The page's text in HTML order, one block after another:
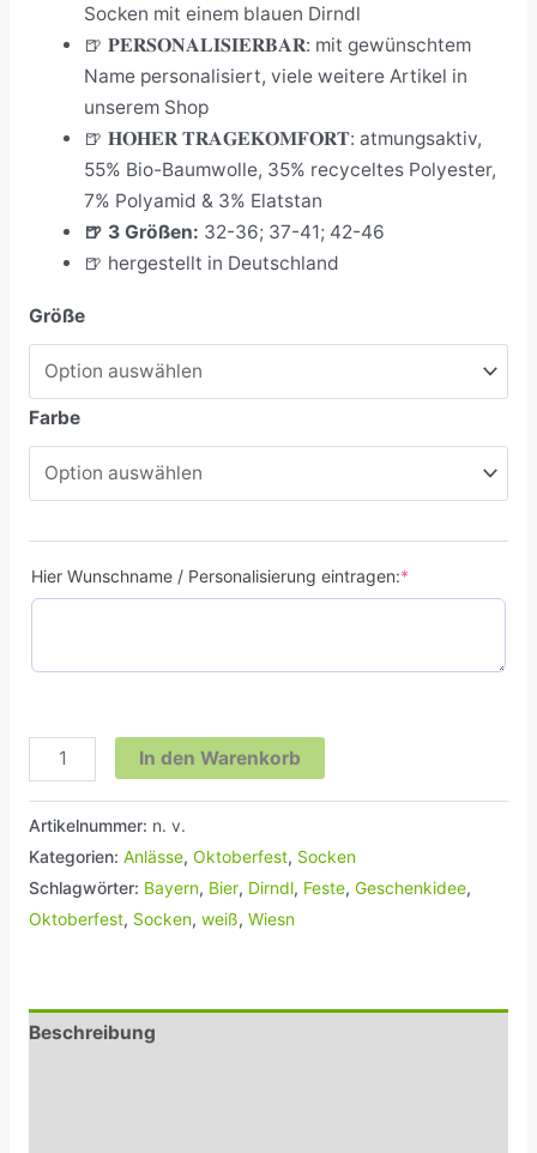
Socken mit einem blauen Dirndl
🍺𝐏𝐄𝐑𝐒𝐎𝐍𝐀𝐋𝐈𝐒𝐈𝐄𝐑𝐁𝐀𝐑: mit gewünschtem
Name personalisiert, viele weitere Artikel in
unserem Shop
🍺𝐇𝐎𝐇𝐄𝐑 𝐓𝐑𝐀𝐆𝐄𝐊𝐎𝐌𝐅𝐎𝐑𝐓: atmungsaktiv,
55% Bio-Baumwolle, 35% recyceltes Polyester,
7% Polyamid & 3% Elatstan
🍺 3 Größen: 32-36; 37-41; 42-46
🍺 hergestellt in Deutschland
Größe
Farbe
Hier Wunschname / Personalisierung eintragen:*
In den Warenkorb
Artikelnummer: n. v.
Kategorien: Anlässe, Oktoberfest, Socken
Schlagwörter: Bayern, Bier, Dirndl, Feste, Geschenkidee,
Oktoberfest, Socken, weiß, Wiesn
Beschreibung